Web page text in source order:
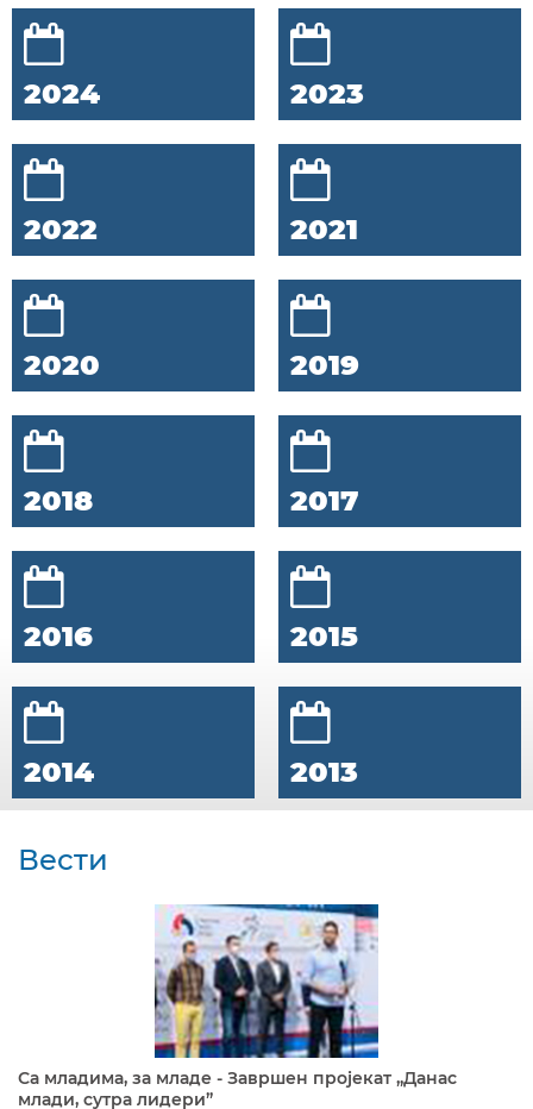
2024 2023
2022 2021
2020 2019
2018 2017
2016 2015
2014 2013
Вести
Са младима, за младе - Завршен пројекат „Данас
млади, сутра лидери”